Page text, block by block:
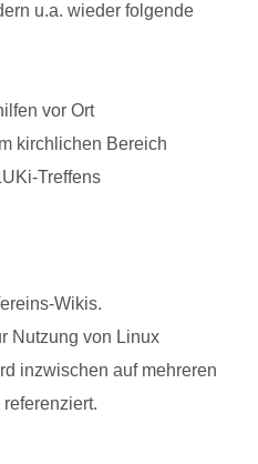
u.a. wieder folgende
vor Ort
kirchlichen Bereich
Treffens
Wikis.
Nutzung von Linux
inzwischen auf mehreren